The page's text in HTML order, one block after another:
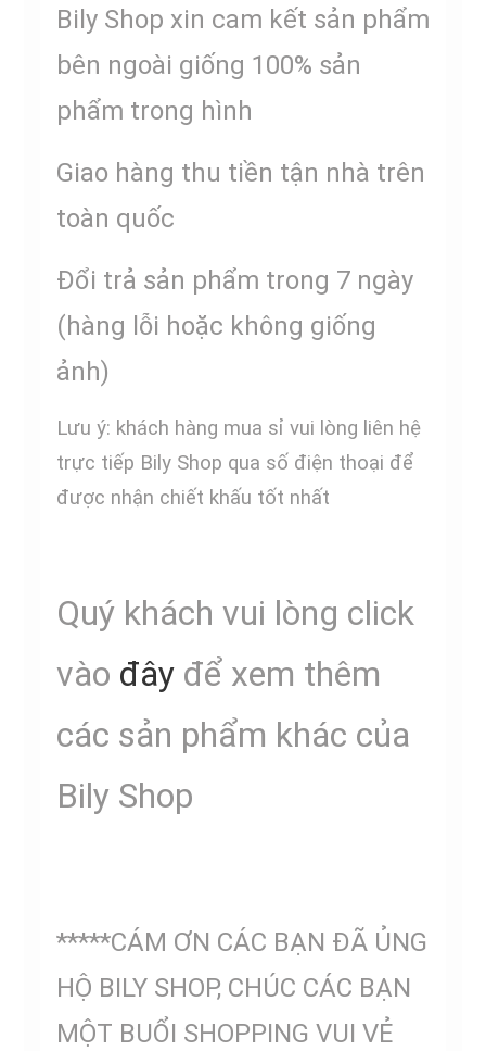
Bily Shop xin cam kết sản phẩm
bên ngoài giống 100% sản
phẩm trong hình
Giao hàng thu tiền tận nhà trên
toàn quốc
Đổi trả sản phẩm trong 7 ngày
(hàng lỗi hoặc không giống
ảnh)
Lưu ý: khách hàng mua sỉ vui lòng liên hệ
trực tiếp Bily Shop qua số điện thoại để
được nhận chiết khấu tốt nhất
Quý khách vui lòng click
vào đâyđể xem thêm
các sản phẩm khác của
Bily Shop
*****CÁM ƠN CÁC BẠN ĐÃ ỦNG
HỘ BILY SHOP, CHÚC CÁC BẠN
MỘT BUỔI SHOPPING VUI VẺ